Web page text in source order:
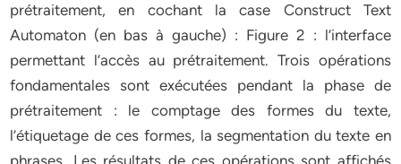
prétraitement, en cochant la case Construct Text
Automaton (en bas à gauche) : Figure 2 : l’interface
permettant l’accès au prétraitement. Trois opérations
fondamentales sont exécutées pendant la phase de
prétraitement : le comptage des formes du texte,
l’étiquetage de ces formes, la segmentation du texte en
phrases. Les résultats de ces opérations sont affichés